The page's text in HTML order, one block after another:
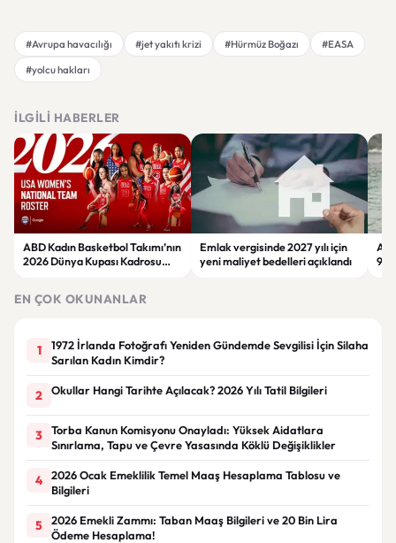
#Avrupa havacılığı #jet yakıtı krizi #Hürmüz Boğazı
#EASA
#yolcu hakları
İLGILI HABERLER
ABD Kadın Basketbol Takımı’nın
2026 Dünya Kupası Kadrosu
Emlak vergisinde 2027 yılı için
yeni maliyet bedelleri açıklandı
9.
EN ÇOK OKUNANLAR
1
1972 İrlanda Fotoğrafı Yeniden Gündemde Sevgilisi İçin Silaha
Sarılan Kadın Kimdir?
2 Okullar Hangi Tarihte Açılacak? 2026 Yılı Tatil Bilgileri
3
Torba Kanun Komisyonu Onayladı: Yüksek Aidatlara
Sınırlama, Tapu ve Çevre Yasasında Köklü Değişiklikler
4
2026 Ocak Emeklilik Temel Maaş Hesaplama Tablosu ve
Bilgileri
5
2026 Emekli Zammı: Taban Maaş Bilgileri ve 20 Bin Lira
Ödeme Hesaplama!